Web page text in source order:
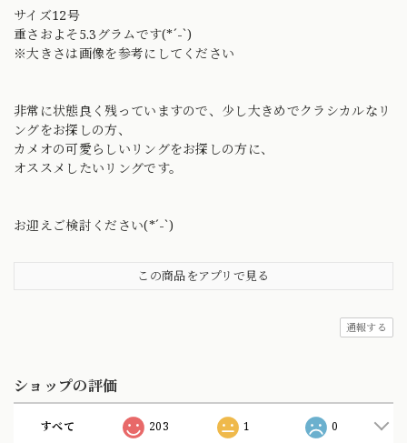
サイズ12号
重さおよそ5.3グラムです(*´-`)
※大きさは画像を参考にしてください
非常に状態良く残っていますので、少し大きめでクラシカルなリ
ングをお探しの方、
カメオの可愛らしいリングをお探しの方に、
オススメしたいリングです。
お迎えご検討ください(*´-`)
この商品をアプリで見る
通報する
ショップの評価
すべて 203 1 0